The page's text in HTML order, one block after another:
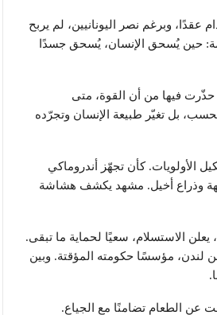
وبرغم نصر اليونانيين، لم يربح
حين يُسحق الإنسان، يُسحق جسدًا
حذّرت فيها من أن القوة، متى
بل تغيّر طبيعة الإنسان وتجرّده
الأولويات. كأن تجهّز أندروماكي
وذراع أخيل. مشهد يكشف هشاشة
يعلن الاستسلام، سعيًا لحماية ما تبقى.
لندن، مؤسسًا حكومته المؤقتة. وبين
عن الطعام تضامنًا مع الجياع.